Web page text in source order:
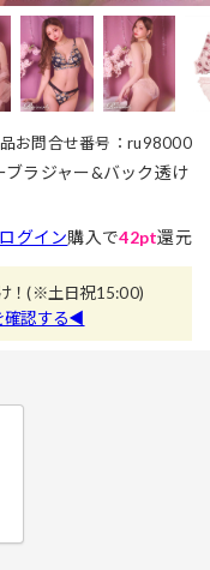
お問合せ番号：ru98000
ブラジャー&バック透け
ログイン購入で42pt還元
！(※土日祝15:00)
確認する◀